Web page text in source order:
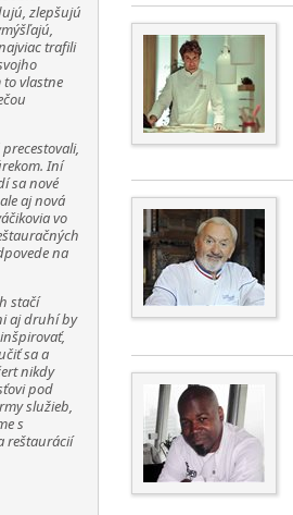
zlepšujú
trafili
to vlastne
Iní
sa nové
aj nová
vo
na
stačí
aj druhí by
sa a
nikdy
pod
služieb,
s
reštaurácií